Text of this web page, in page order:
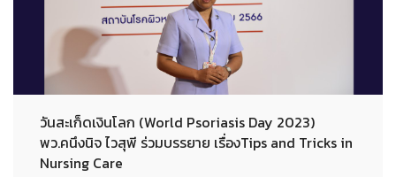
วันสะเก็ดเงินโลก (World Psoriasis Day 2023)
พว.คนึงนิจ ไวสุพี ร่วมบรรยาย เรื่องTips and Tricks in
Nursing Care